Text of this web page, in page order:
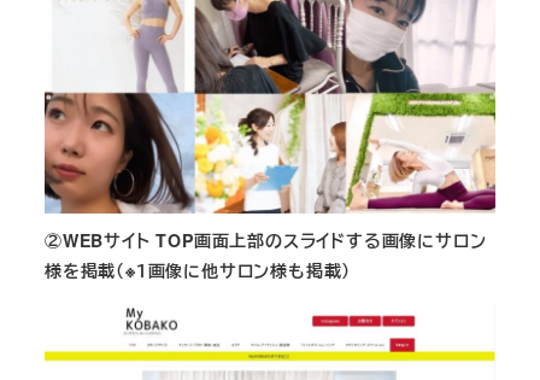
②WEBサイト TOP画面上部のスライドする画像にサロン
様を掲載（※１画像に他サロン様も掲載）